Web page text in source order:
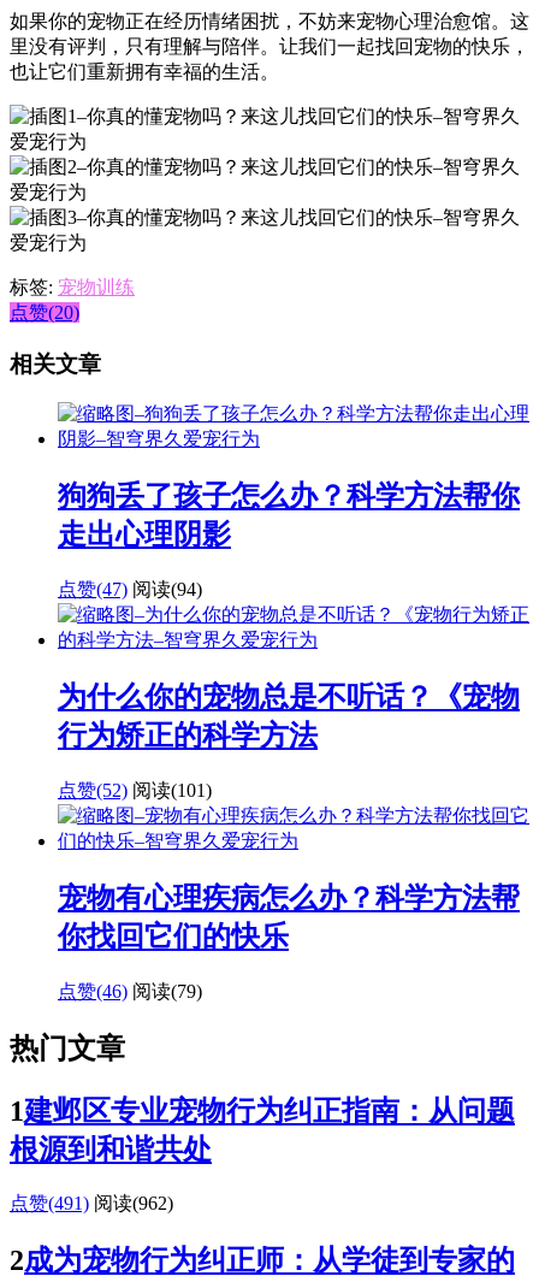
如果你的宠物正在经历情绪困扰，不妨来宠物心理治愈馆。这
里没有评判，只有理解与陪伴。让我们一起找回宠物的快乐，
也让它们重新拥有幸福的生活。
标签: 宠物训练
点赞(20)
相关文章
狗狗丢了孩子怎么办？科学方法帮你
走出心理阴影
点赞(47) 阅读(94)
为什么你的宠物总是不听话？《宠物
行为矫正的科学方法
点赞(52) 阅读(101)
宠物有心理疾病怎么办？科学方法帮
你找回它们的快乐
点赞(46) 阅读(79)
热门文章
1建邺区专业宠物行为纠正指南：从问题
根源到和谐共处
点赞(491) 阅读(962)
2成为宠物行为纠正师：从学徒到专家的